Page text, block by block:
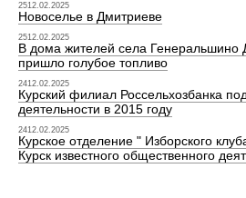
2512.02.2025
Новоселье в Дмитриеве
2512.02.2025
В дома жителей села Генеральшино
пришло голубое топливо
2412.02.2025
Курский филиал Россельхозбанка
деятельности в 2015 году
2412.02.2025
Курское отделение " Изборского
Курск известного общественного